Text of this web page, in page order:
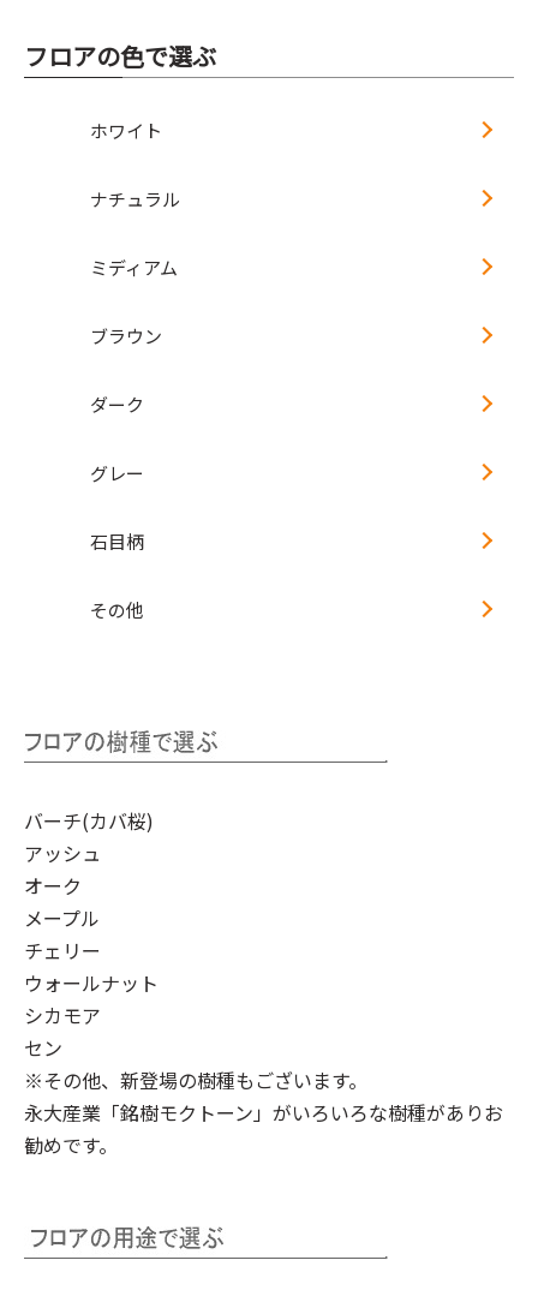
フロアの色で選ぶ
ホワイト
ナチュラル
ミディアム
ブラウン
ダーク
グレー
石目柄
その他
バーチ(カバ桜)
アッシュ
オーク
メープル
チェリー
ウォールナット
シカモア
セン
※その他、新登場の樹種もございます。
永大産業「銘樹モクトーン」 がいろいろな樹種がありお
勧めです。